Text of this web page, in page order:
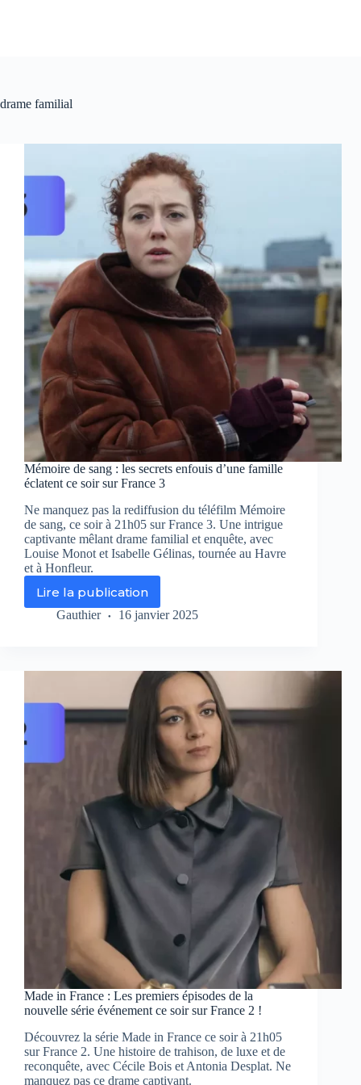
drame familial
Mémoire de sang : les secrets enfouis d’une famille
éclatent ce soir sur France 3
Ne manquez pas la rediffusion du téléfilm Mémoire
de sang, ce soir à 21h05 sur France 3. Une intrigue
captivante mêlant drame familial et enquête, avec
Louise Monot et Isabelle Gélinas, tournée au Havre
et à Honfleur.
Lire la publication
Mémoire
de
secrets
enfouis
d’une
famille
France
Gauthier 16 janvier 2025
Made in France : Les premiers épisodes de la
nouvelle série événement ce soir sur France 2 !
Découvrez la série Made in France ce soir à 21h05
sur France 2. Une histoire de trahison, de luxe et de
reconquête, avec Cécile Bois et Antonia Desplat. Ne
manquez pas ce drame captivant.